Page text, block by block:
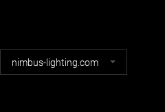
Nimbus
Webseiten
nimbus-lighting.com